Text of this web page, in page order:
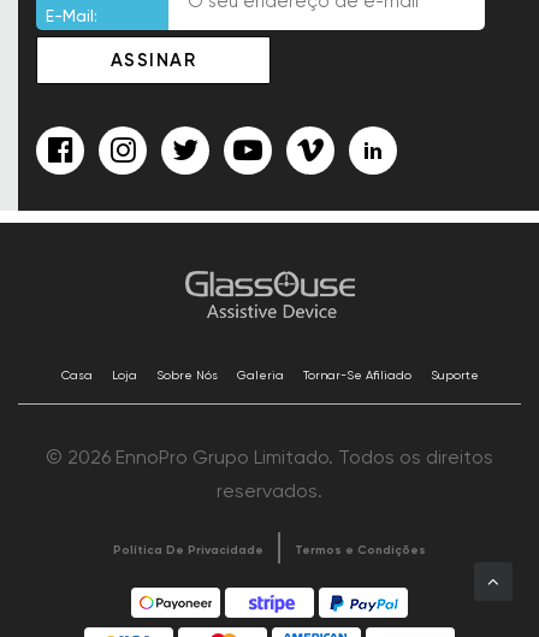
E-Mail:
Casa Loja Sobre Nós Galeria Tornar-Se Afiliado Suporte
© 2026 EnnoPro Grupo Limitado. Todos os direitos
reservados.
Política De Privacidade Termos e Condições